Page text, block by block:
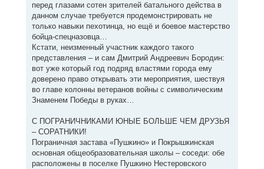
перед глазами сотен зрителей батального действа в
данном случае требуется продемонстрировать не
только навыки пехотинца, но ещё и боевое мастерство
бойца-спецназовца…
Кстати, неизменный участник каждого такого
представления – и сам Дмитрий Андреевич Бородин:
вот уже который год подряд властями города ему
доверено право открывать эти мероприятия, шествуя
во главе колонны ветеранов войны с символическим
Знаменем Победы в руках…
С ПОГРАНИЧНИКАМИ ЮНЫЕ БОЛЬШЕ ЧЕМ ДРУЗЬЯ
– СОРАТНИКИ!
Пограничная застава «Пушкино» и Покрышкинская
основная общеобразовательная школы – соседи: обе
расположены в поселке Пушкино Нестеровского